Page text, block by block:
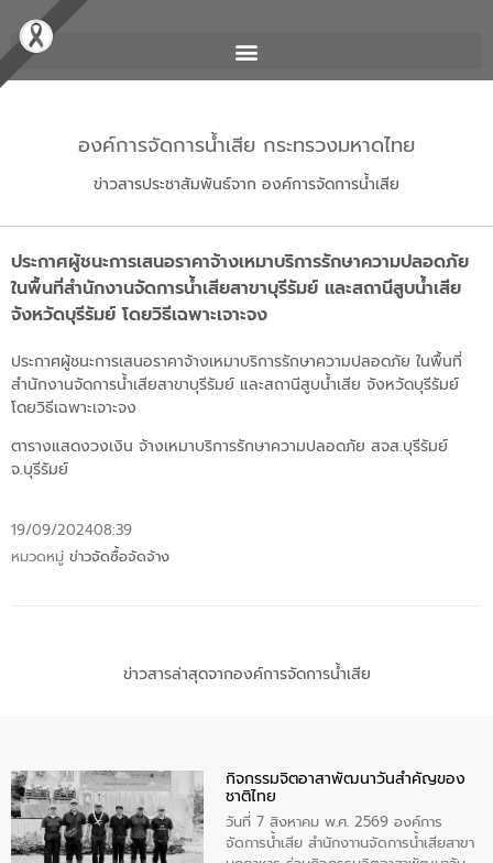
องค์การจัดการน้ำเสีย กระทรวงมหาดไทย
ข่าวสารประชาสัมพันธ์จาก องค์การจัดการน้ำเสีย
ประกาศผู้ชนะการเสนอราคาจ้างเหมาบริการรักษาความปลอดภัย
ในพื้นที่สำนักงานจัดการน้ำเสียสาขาบุรีรัมย์ และสถานีสูบน้ำเสีย
จังหวัดบุรีรัมย์ โดยวิธีเฉพาะเจาะจง
ประกาศผู้ชนะการเสนอราคาจ้างเหมาบริการรักษาความปลอดภัย ในพื้นที่
สำนักงานจัดการน้ำเสียสาขาบุรีรัมย์ และสถานีสูบน้ำเสีย จังหวัดบุรีรัมย์
โดยวิธีเฉพาะเจาะจง
ตารางแสดงวงเงิน จ้างเหมาบริการรักษาความปลอดภัย สจส.บุรีรัมย์
จ.บุรีรัมย์
19/09/202408:39
หมวดหมู่ ข่าวจัดซื้อจัดจ้าง
ข่าวสารล่าสุดจากองค์การจัดการน้ำเสีย
กิจกรรมจิตอาสาพัฒนาวันสําคัญของ
ชาติไทย
วันที่ 7 สิงหาคม พ.ศ. 2569 องค์การ
จัดการน้ำเสีย สำนักงาานจัดการน้ำเสียสาขา